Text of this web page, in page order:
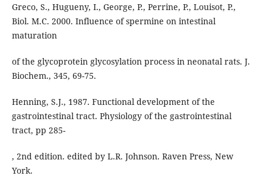
Greco, S., Hugueny, I., George, P., Perrine, P., Louisot, P.,
Biol. M.C. 2000. Influence of spermine on intestinal
maturation
of the glycoprotein glycosylation process in neonatal rats. J.
Biochem., 345, 69-75.
Henning, S.J., 1987. Functional development of the
gastrointestinal tract. Physiology of the gastrointestinal
tract, pp 285-
, 2nd edition. edited by L.R. Johnson. Raven Press, New
York.